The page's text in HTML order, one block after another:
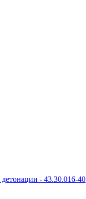
- 43.30.016-40